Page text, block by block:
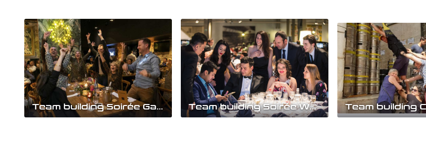
Team building Soirée Game of Songs Team building Soirée Who is Who